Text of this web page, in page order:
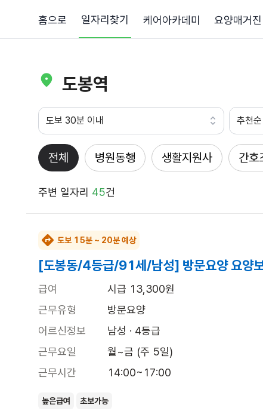
홈으로 일자리찾기 케어아카데미 요양매거진
도봉역
도보 30분 이내 추천순
전체 병원동행 생활지원사 간호
주변 일자리 45건
도보 15분 ~ 20분 예상
[도봉동/4등급/91세/남성] 방문요양 요양
급여
시급 13,300원
근무유형
방문요양
어르신정보
남성 · 4등급
근무요일
월~금 (주 5일)
근무시간
14:00~17:00
높은급여 초보가능